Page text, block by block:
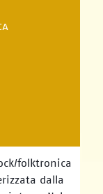
folktronica
dalla